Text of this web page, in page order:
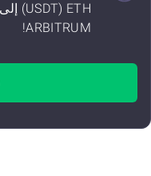
ARBITRUM!